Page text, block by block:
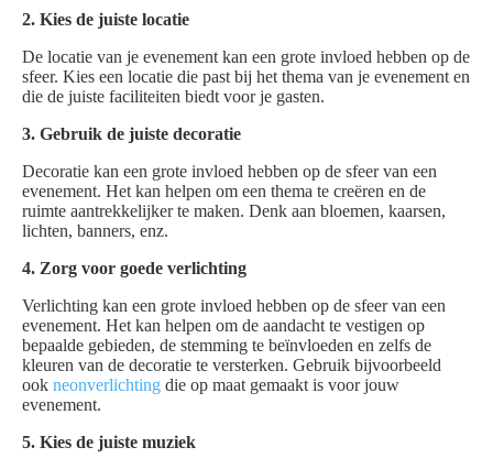
2. Kies de juiste locatie
De locatie van je evenement kan een grote invloed hebben op de
sfeer. Kies een locatie die past bij het thema van je evenement en
die de juiste faciliteiten biedt voor je gasten.
3. Gebruik de juiste decoratie
Decoratie kan een grote invloed hebben op de sfeer van een
evenement. Het kan helpen om een thema te creëren en de
ruimte aantrekkelijker te maken. Denk aan bloemen, kaarsen,
lichten, banners, enz.
4. Zorg voor goede verlichting
Verlichting kan een grote invloed hebben op de sfeer van een
evenement. Het kan helpen om de aandacht te vestigen op
bepaalde gebieden, de stemming te beïnvloeden en zelfs de
kleuren van de decoratie te versterken. Gebruik bijvoorbeeld
ook neonverlichting die op maat gemaakt is voor jouw
evenement.
5. Kies de juiste muziek